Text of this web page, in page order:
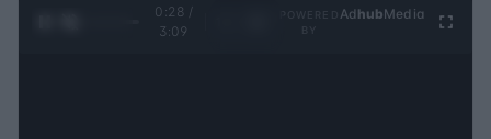
0:29 /
3:09
Ad hubMedia